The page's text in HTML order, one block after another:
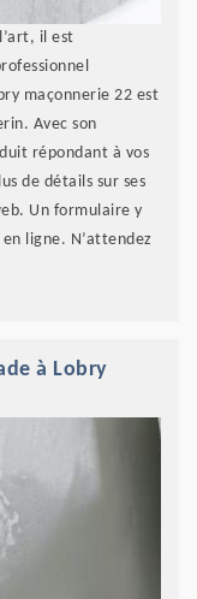
il est
maçonnerie 22 est
Avec son
répondant à vos
de détails sur ses
Un formulaire y
ligne. N’attendez
à Lobry